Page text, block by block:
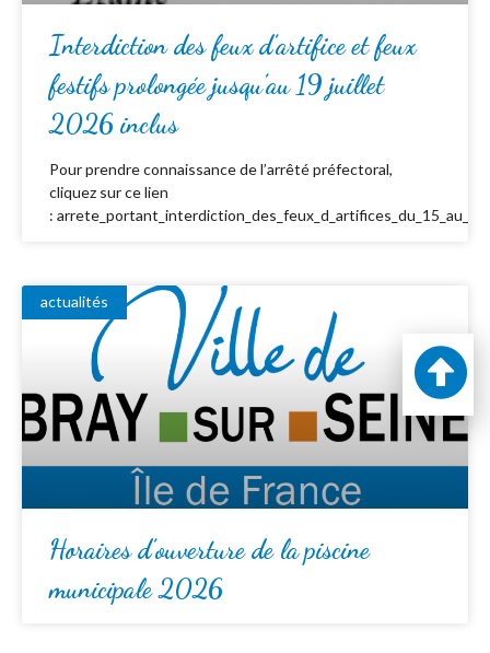
Interdiction des feux d’artifice et feux
festifs prolongée jusqu’au 19 juillet
2026 inclus
Pour prendre connaissance de l’arrêté préfectoral,
cliquez sur ce lien
:
actualités
Horaires d’ouverture de la piscine
municipale 2026